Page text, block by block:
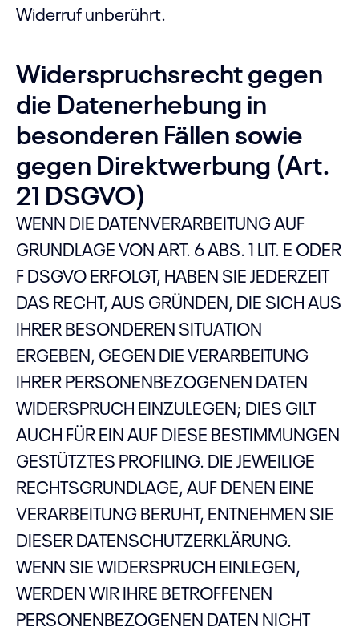
Widerruf unberührt.
Widerspruchsrecht gegen
die Datenerhebung in
besonderen Fällen sowie
gegen Direktwerbung (Art.
21 DSGVO)
WENN DIE DATENVERARBEITUNG AUF
GRUNDLAGE VON ART. 6 ABS. 1 LIT. E ODER
F DSGVO ERFOLGT, HABEN SIE JEDERZEIT
DAS RECHT, AUS GRÜNDEN, DIE SICH AUS
IHRER BESONDEREN SITUATION
ERGEBEN, GEGEN DIE VERARBEITUNG
IHRER PERSONENBEZOGENEN DATEN
WIDERSPRUCH EINZULEGEN; DIES GILT
AUCH FÜR EIN AUF DIESE BESTIMMUNGEN
GESTÜTZTES PROFILING. DIE JEWEILIGE
RECHTSGRUNDLAGE, AUF DENEN EINE
VERARBEITUNG BERUHT, ENTNEHMEN SIE
DIESER DATENSCHUTZERKLÄRUNG.
WENN SIE WIDERSPRUCH EINLEGEN,
WERDEN WIR IHRE BETROFFENEN
PERSONENBEZOGENEN DATEN NICHT